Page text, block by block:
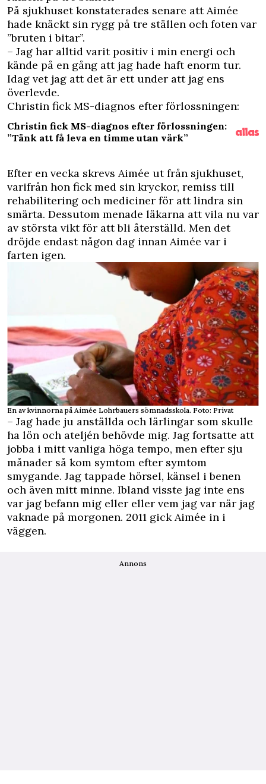
På sjukhuset konstaterades senare att Aimée
hade knäckt sin rygg på tre ställen och foten var
”bruten i bitar”.
– Jag har alltid varit positiv i min energi och
kände på en gång att jag hade haft enorm tur.
Idag vet jag att det är ett under att jag ens
överlevde.
Christin fick MS-diagnos efter förlossningen:
Christin fick MS-diagnos efter förlossningen:
”Tänk att få leva en timme utan värk”
Efter en vecka skrevs Aimée ut från sjukhuset,
varifrån hon fick med sin kryckor, remiss till
rehabilitering och mediciner för att lindra sin
smärta. Dessutom menade läkarna att vila nu var
av största vikt för att bli återställd. Men det
dröjde endast någon dag innan Aimée var i
farten igen.
En av kvinnorna på Aimée Lohrbauers sömnadsskola. Foto: Privat
– Jag hade ju anställda och lärlingar som skulle
ha lön och ateljén behövde mig. Jag fortsatte att
jobba i mitt vanliga höga tempo, men efter sju
månader så kom symtom efter symtom
smygande. Jag tappade hörsel, känsel i benen
och även mitt minne. Ibland visste jag inte ens
var jag befann mig eller eller vem jag var när jag
vaknade på morgonen. 2011 gick Aimée in i
väggen.
Annons